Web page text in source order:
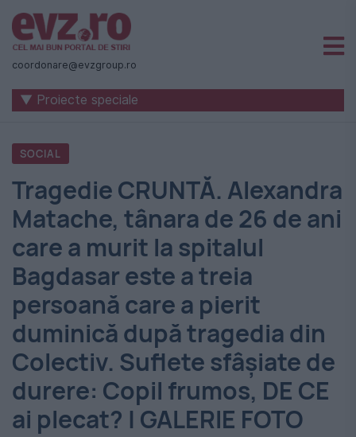
Știri
naționale
internaționale
România
Evenimentul
Zilei
coordonare@evzgroup.ro
▼ Proiecte speciale
SOCIAL
Tragedie CRUNTĂ. Alexandra
Matache, tânara de 26 de ani
care a murit la spitalul
Bagdasar este a treia
persoană care a pierit
duminică după tragedia din
Colectiv. Suflete sfâşiate de
durere: Copil frumos, DE CE
ai plecat? | GALERIE FOTO